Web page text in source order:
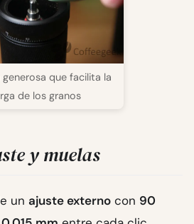
que facilita la
de los granos
y muelas
un ajuste externo con 90